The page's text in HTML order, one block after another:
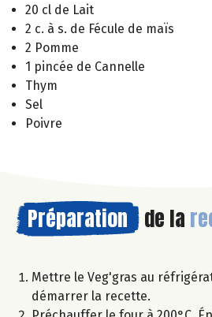
20 cl de Lait
2 c. à s. de Fécule de maïs
2 Pomme
1 pincée de Cannelle
Thym
Sel
Poivre
Préparation de la
Mettre le Veg'gras au
démarrer la recette.